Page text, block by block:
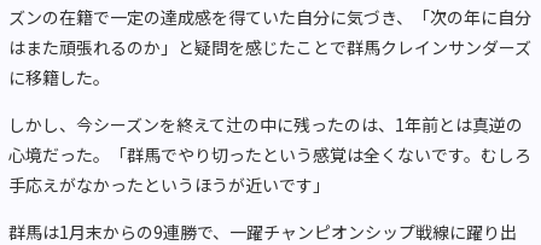
ズンの在籍で一定の達成感を得ていた自分に気づき、「次の年に自分
はまた頑張れるのか」と疑問を感じたことで群馬クレインサンダーズ
に移籍した。
しかし、今シーズンを終えて辻の中に残ったのは、1年前とは真逆の
心境だった。「群馬でやり切ったという感覚は全くないです。むしろ
手応えがなかったというほうが近いです」
群馬は1月末からの9連勝で、一躍チャンピオンシップ戦線に躍り出